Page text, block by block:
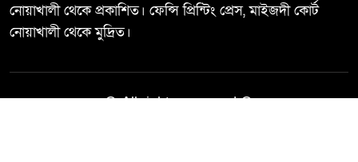
নোয়াখালী থেকে প্রকাশিত। ফেন্সি প্রিন্টিং প্রেস, মাইজদী কোর্ট
নোয়াখালী থেকে মুদ্রিত।
© All rights reserved ©